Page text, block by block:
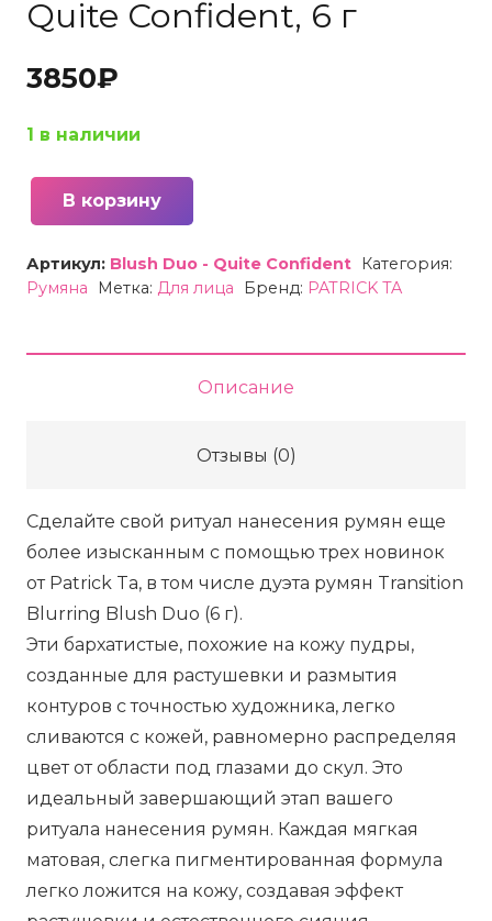
Quite Confident, 6 г
3850₽
1 в наличии
Количество
Румяна
TA
Transition
Blurring
Blush
Duo
-
Quite
Confident,
6
г
В корзину
Артикул: Blush Duo - Quite Confident
Категория:
Румяна
Метка: Для лица Бренд: PATRICK TA
Описание
Отзывы (0)
Сделайте свой ритуал нанесения румян еще
более изысканным с помощью трех новинок
от Patrick Ta, в том числе дуэта румян Transition
Blurring Blush Duo (6 г).
Эти бархатистые, похожие на кожу пудры,
созданные для растушевки и размытия
контуров с точностью художника, легко
сливаются с кожей, равномерно распределяя
цвет от области под глазами до скул. Это
идеальный завершающий этап вашего
ритуала нанесения румян. Каждая мягкая
матовая, слегка пигментированная формула
легко ложится на кожу, создавая эффект